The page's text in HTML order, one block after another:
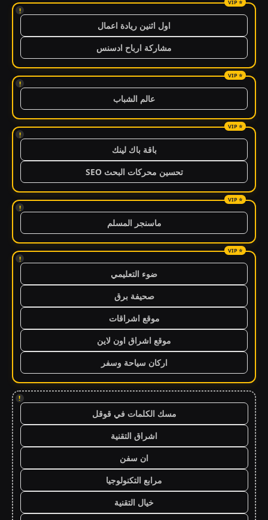
!
اول اثنين ريادة اعمال
مشاركة ارباح ادسنس
!
عالم الشباب
!
باقة باك لينك
تحسين محركات البحث SEO
!
ماسنجر المسلم
!
ضوء التعليمي
صحيفة برق
موقع اشراقات
موقع اشراق اون لاين
اركان سياحة وسفر
!
مسك الكلمات في قوقل
اشراق التقنية
ان سفن
مرابع التكنولوجيا
خيال التقنية